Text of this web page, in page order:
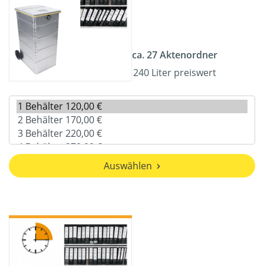
ca. 27 Aktenordner
240 Liter preiswert
Auswählen